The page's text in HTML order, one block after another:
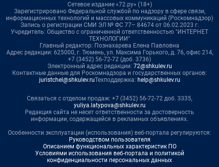
Сетевое издание «72.ру» (18+)
Зарегистрировано Федеральной службой по надзору в сфере связи,
информационных технологий и массовых коммуникаций (Роскомнадзор)
Запись о регистрации СМИ ЭЛ № ФС 77– 84674 от 06.02.2023 г.
Учредитель: Общество с ограниченной ответственностью "ИНТЕРНЕТ
ТЕХНОЛОГИИ"
Главный редактор: Познахарева Елена Павловна
Адрес редакции: 625000, г. Тюмень, ул. Максима Горького, д. 76, офис 214,
+7 (3452) 56-72-72 (доб. 3736)
Электронный адрес редакции: 72@shkulev.ru
Контактные данные для Роскомнадзора и государственных органов:
juristchel@shkulev.ruТехподдержка: help@shkulev.ru
Связаться с отделом продаж: +7 (3452) 56-72-72 доб. 3335,
yuliya.latypova@shkulev.ru
Редакция сайта не несет ответственности за достоверность
информации, содержащейся в рекламных объявлениях.
Особенности эксплуатации (использования) веб-портала регулируются:
Руководством пользователя
Описанием функциональных характеристик ПО
Условиями использования веб-портала и политикой
конфиденциальности персональных данных